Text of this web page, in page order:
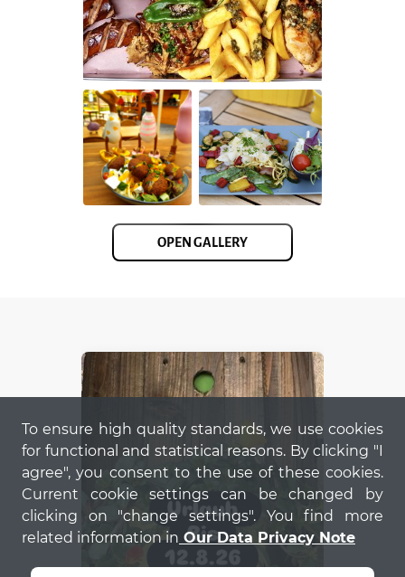
OPEN GALLERY
To ensure high quality standards, we use cookies
for functional and statistical reasons. By clicking "I
agree", you consent to the use of these cookies.
Current cookie settings can be changed by
clicking on "change settings". You find more
related information in Our Data Privacy Note